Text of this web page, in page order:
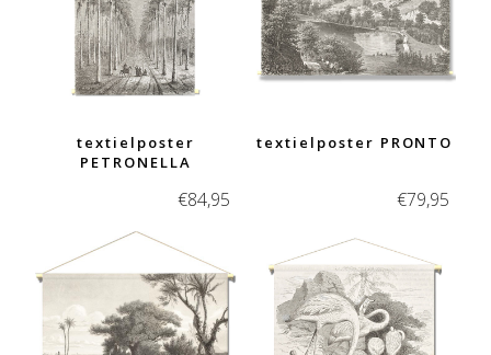
textielposter
PETRONELLA
€84,95
textielposter PRONTO
€79,95